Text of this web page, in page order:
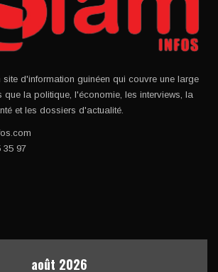
d'information guinéen qui couvre une large
que la politique, l'économie, les interviews, la
et les dossiers d'actualité.
35 97
août 2026